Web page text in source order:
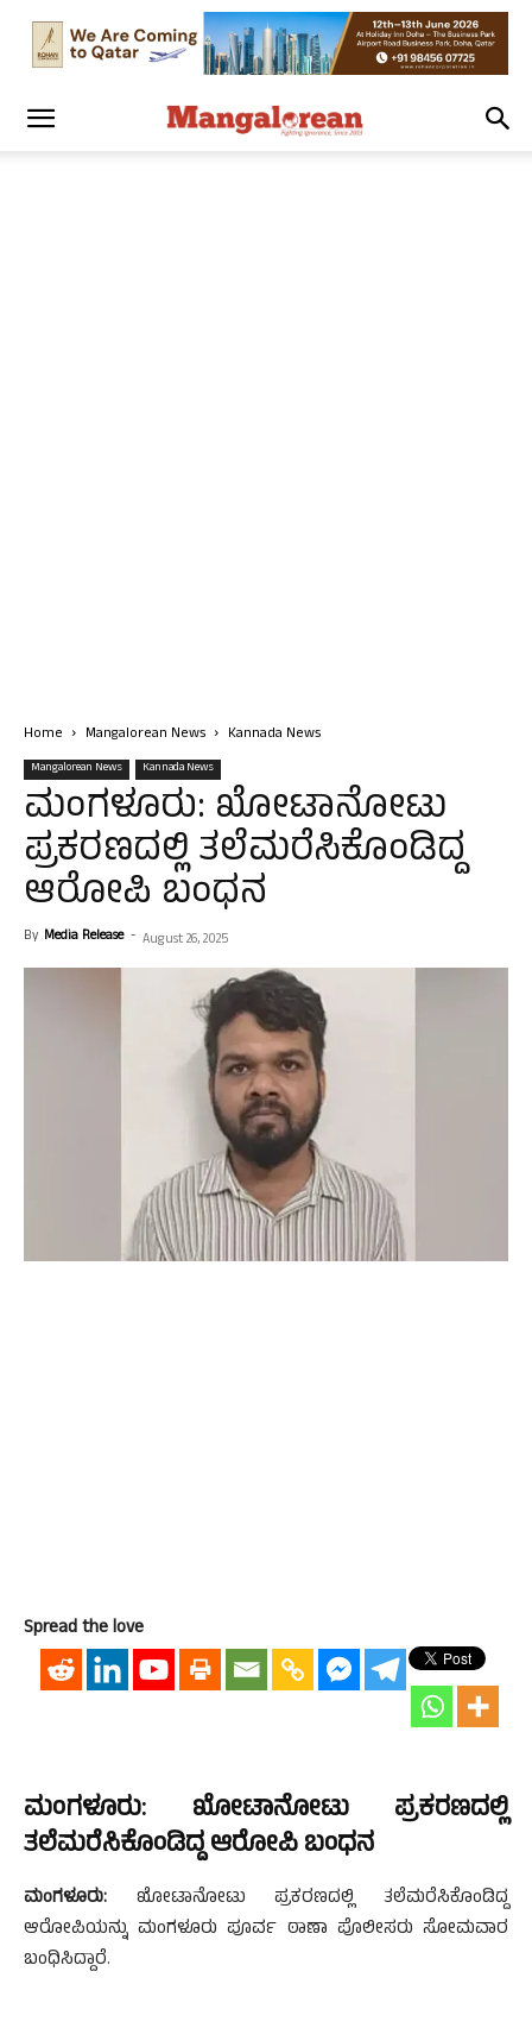
Home Mangalorean News Kannada News
Mangalorean News Kannada News
ಮಂಗಳೂರು: ಖೋಟಾನೋಟು
ಪ್ರಕರಣದಲ್ಲಿ ತಲೆಮರೆಸಿಕೊಂಡಿದ್ದ
ಆರೋಪಿ ಬಂಧನ
By Media Release - August 26, 2025
Spread the love
ಮಂಗಳೂರು: ಖೋಟಾನೋಟು ಪ್ರಕರಣದಲ್ಲಿ
ತಲೆಮರೆಸಿಕೊಂಡಿದ್ದ ಆರೋಪಿ ಬಂಧನ
ಮಂಗಳೂರು: ಖೋಟಾನೋಟು ಪ್ರಕರಣದಲ್ಲಿ ತಲೆಮರೆಸಿಕೊಂಡಿದ್ದ
ಆರೋಪಿಯನ್ನು ಮಂಗಳೂರು ಪೂರ್ವ ಠಾಣಾ ಪೊಲೀಸರು ಸೋಮವಾರ
ಬಂಧಿಸಿದ್ದಾರೆ.